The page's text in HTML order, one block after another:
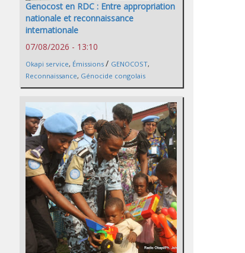
Genocost en RDC : Entre appropriation
nationale et reconnaissance
internationale
07/08/2026 - 13:10
Okapi service, Émissions / GENOCOST,
Reconnaissance, Génocide congolais